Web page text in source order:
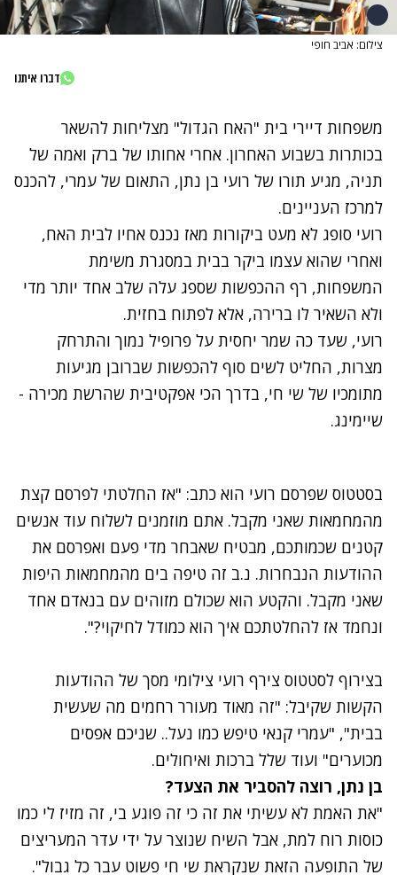
צילום: אביב חופי
דברו איתנו
משפחות דיירי בית "האח הגדול" מצליחות להשאר
בכותרות בשבוע האחרון. אחרי אחותו של ברק ואמה של
תניה, מגיע תורו של רועי בן נתן, התאום של עמרי, להכנס
למרכז העניינים.
רועי סופג לא מעט ביקורות מאז נכנס אחיו לבית האח,
ואחרי שהוא עצמו ביקר בבית במסגרת משימת
המשפחות, רף ההכפשות שספג עלה שלב אחד יותר מדי
ולא השאיר לו ברירה, אלא לפתוח בחזית.
רועי, שעד כה שמר יחסית על פרופיל נמוך והתרחק
מצרות, החליט לשים סוף להכפשות שברובן מגיעות
מתומכיו של שי חי, בדרך הכי אפקטיבית שהרשת מכירה -
שיימינג.
בסטטוס שפרסם רועי הוא כתב: "אז החלטתי לפרסם קצת
מהמחמאות שאני מקבל. אתם מוזמנים לשלוח עוד אנשים
קטנים שכמותכם, מבטיח שאבחר מדי פעם ואפרסם את
ההודעות הנבחרות. נ.ב זה טיפה בים מהמחמאות היפות
שאני מקבל. והקטע הוא שכולם מזוהים עם בנאדם אחד
ונחמד אז להחלטתכם איך הוא כמודל לחיקוי?".
בצירוף לסטטוס צירף רועי צילומי מסך של ההודעות
הקשות שקיבל: "זה מאוד מעורר רחמים מה שעשית
בבית", "עמרי קנאי טיפש כמו נעל.. שניכם אפסים
מכוערים" ועוד שלל ברכות ואיחולים.
בן נתן, רוצה להסביר את הצעד?
"את האמת לא עשיתי את זה כי זה פוגע בי, זה מזיז לי כמו
כוסות רוח למת, אבל השיח שנוצר על ידי עדר המעריצים
של התופעה הזאת שנקראת שי חי פשוט עבר כל גבול".